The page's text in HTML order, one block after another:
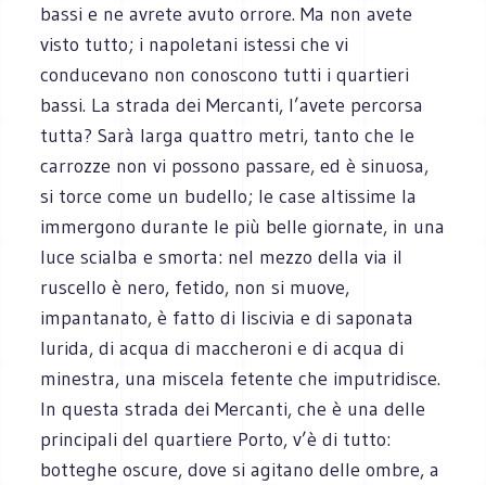
bassi e ne avrete avuto orrore. Ma non avete
visto tutto; i napoletani istessi che vi
conducevano non conoscono tutti i quartieri
bassi. La strada dei Mercanti, l’avete percorsa
tutta? Sarà larga quattro metri, tanto che le
carrozze non vi possono passare, ed è sinuosa,
si torce come un budello; le case altissime la
immergono durante le più belle giornate, in una
luce scialba e smorta: nel mezzo della via il
ruscello è nero, fetido, non si muove,
impantanato, è fatto di liscivia e di saponata
lurida, di acqua di maccheroni e di acqua di
minestra, una miscela fetente che imputridisce.
In questa strada dei Mercanti, che è una delle
principali del quartiere Porto, v’è di tutto:
botteghe oscure, dove si agitano delle ombre, a